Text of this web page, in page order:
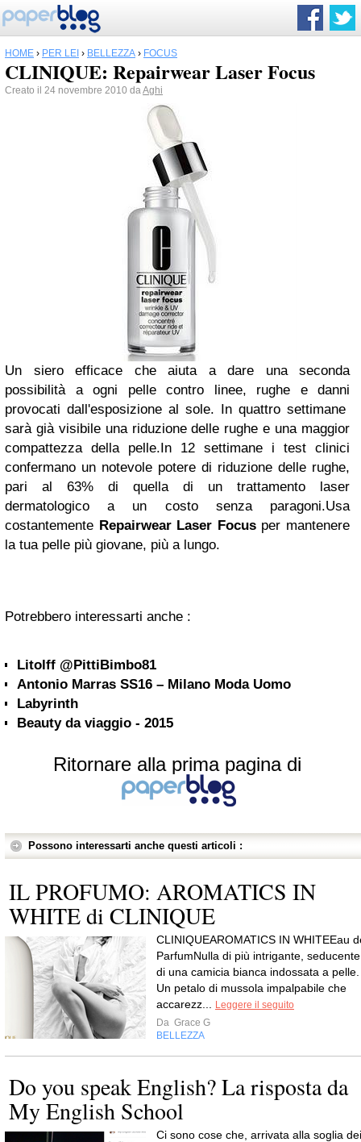
HOME › PER LEI › BELLEZZA › FOCUS
CLINIQUE: Repairwear Laser Focus
Creato il 24 novembre 2010 daAghi
Un siero efficace che aiuta a dare una seconda
possibilità a ogni pelle contro linee, rughe e danni
provocati dall'esposizione al sole. In quattro settimane
sarà già visibile una riduzione delle rughe e una maggior
compattezza della pelle.In 12 settimane i test clinici
confermano un notevole potere di riduzione delle rughe,
pari al 63% di quella di un trattamento laser
dermatologico a un costo senza paragoni.Usa
costantemente Repairwear Laser Focusper mantenere
la tua pelle più giovane, più a lungo.
Potrebbero interessarti anche :
Litolff @PittiBimbo81
Antonio Marras SS16 – Milano Moda Uomo
Labyrinth
Beauty da viaggio - 2015
Ritornare alla prima pagina di
Possono interessarti anche questi articoli :
IL PROFUMO: AROMATICS IN
WHITE di CLINIQUE
CLINIQUEAROMATICS IN WHITEEau
ParfumNulla di più intrigante, seducente
di una camicia bianca indossata a pelle.
Un petalo di mussola impalpabile che
accarezz...
Leggere il seguito
Da Grace G
BELLEZZA
Do you speak English? La risposta da
My English School
Ci sono cose che, arrivata alla soglia dei